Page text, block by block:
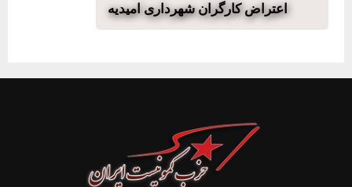
اعتراض کارگران شهرداری امیدیه